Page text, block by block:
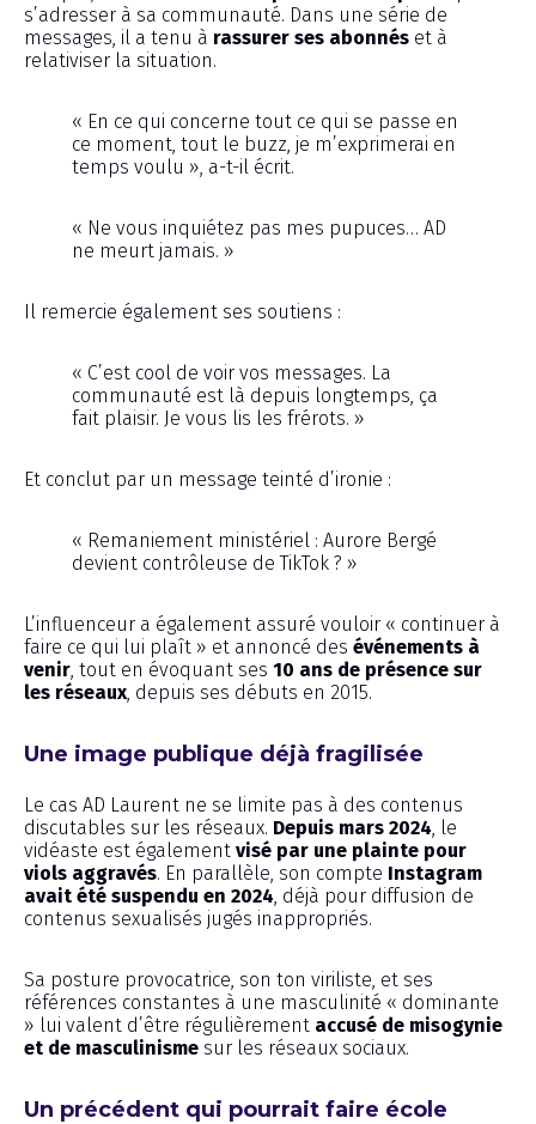
s’adresser à sa communauté. Dans une série de
messages, il a tenu à rassurer ses abonnés et à
relativiser la situation.
« En ce qui concerne tout ce qui se passe en
ce moment, tout le buzz, je m’exprimerai en
temps voulu », a-t-il écrit.
« Ne vous inquiétez pas mes pupuces… AD
ne meurt jamais. »
Il remercie également ses soutiens :
« C’est cool de voir vos messages. La
communauté est là depuis longtemps, ça
fait plaisir. Je vous lis les frérots. »
Et conclut par un message teinté d’ironie :
« Remaniement ministériel : Aurore Bergé
devient contrôleuse de TikTok ? »
L’influenceur a également assuré vouloir « continuer à
faire ce qui lui plaît » et annoncé des événements à
venir , tout en évoquant ses 10 ans de présence sur
les réseaux , depuis ses débuts en 2015.
Une image publique déjà fragilisée
Le cas AD Laurent ne se limite pas à des contenus
discutables sur les réseaux. Depuis mars 2024 , le
vidéaste est également visé par une plainte pour
viols aggravés. En parallèle, son compte Instagram
avait été suspendu en 2024 , déjà pour diffusion de
contenus sexualisés jugés inappropriés.
Sa posture provocatrice, son ton viriliste, et ses
références constantes à une masculinité « dominante
» lui valent d’être régulièrement accusé de misogynie
et de masculinisme sur les réseaux sociaux.
Un précédent qui pourrait faire école